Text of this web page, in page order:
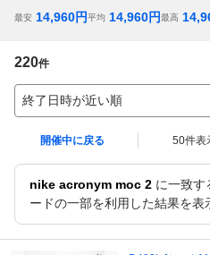
最安 14,960円平均 14,960円最高
220件
終了日時が近い順
開催中に戻る 50件表
nike acronym moc 2 に一致す
ードの一部を利用した結果を表